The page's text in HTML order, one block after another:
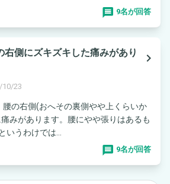
9名が回答
右側にズキズキした痛みがあり
navigate_next
10/23
腰の右側(おへその裏側やや上くらいか
みがあります。腰にやや張りはあるも
いうわけでは...
9名が回答